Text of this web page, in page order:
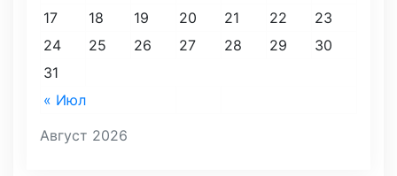
Август 2026
« Июл
17
18 19 20 21 22
23
24
25 26 27 28 29
30
31